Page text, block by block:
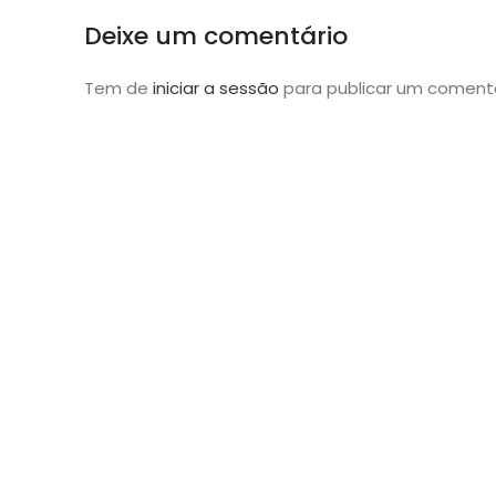
Deixe um comentário
Tem de iniciar a sessão para publicar um